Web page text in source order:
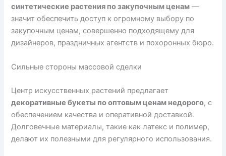
синтетические растения по закупочным ценам —
значит обеспечить доступ к огромному выбору по
закупочным ценам, совершенно подходящему для
дизайнеров, праздничных агентств и похоронных бюро.
Сильные стороны массовой сделки
Центр искусственных растений предлагает
декоративные букеты по оптовым ценам недорого, с
обеспечением качества и оперативной доставкой.
Долговечные материалы, такие как латекс и полимер,
делают их полезными для регулярного использования.